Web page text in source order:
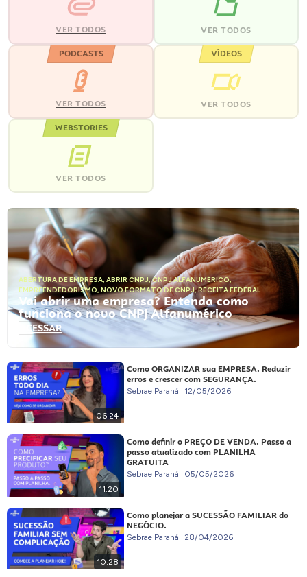
VER TODOS VER TODOS
PODCASTS
VER TODOS
VÍDEOS
VER TODOS
WEBSTORIES
VER TODOS
ABERTURA DE EMPRESA, ABRIR CNPJ,CNPJ ALFANUMÉRICO,
EMPREENDEDORISMO, NOVO FORMATO DE CNPJ,RECEITA FEDERAL
Vai abrir uma empresa? Entenda como
funciona o novo CNPJ Alfanumérico
ACESSAR
06:24
Como ORGANIZAR sua EMPRESA. Reduzir
erros e crescer com SEGURANÇA.
Sebrae Paraná 12/05/2026
11:20
Como definir o PREÇO DE VENDA. Passo a
passo atualizado com PLANILHA
GRATUITA
Sebrae Paraná 05/05/2026
10:28
Como planejar a SUCESSÃO FAMILIAR do
NEGÓCIO.
Sebrae Paraná 28/04/2026